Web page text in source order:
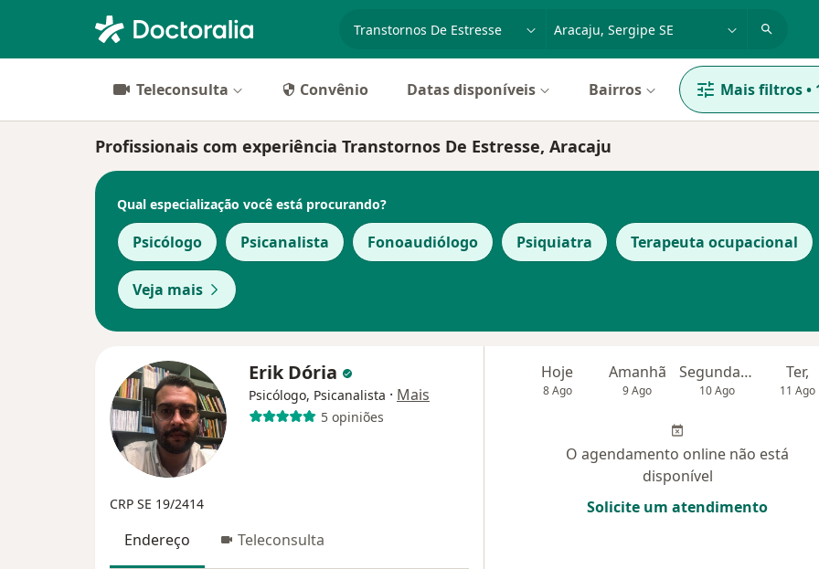
Teleconsulta Convênio Datas disponíveis Bairros Mais filtros•
Profissionais com experiência Transtornos De Estresse, Aracaju
Qual especialização você está procurando?
Psicólogo Psicanalista Fonoaudiólogo Psiquiatra Terapeuta ocupacional
Veja mais
Erik Dória
Psicólogo, Psicanalista · Mais
5 opiniões
CRP SE 19/2414
Endereço Teleconsulta
Hoje
8 Ago
Amanhã
9 Ago
Segunda-feira
10 Ago
Ter,
11 Ago
O agendamento online não está
disponível
Solicite um atendimento